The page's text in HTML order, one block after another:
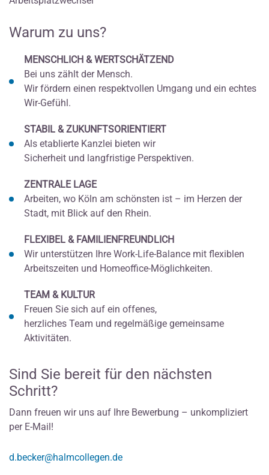
Warum zu uns?
MENSCHLICH & WERTSCHÄTZEND
Bei uns zählt der Mensch.
Wir fördern einen respektvollen Umgang und ein echtes
Wir-Gefühl.
STABIL & ZUKUNFTSORIENTIERT
Als etablierte Kanzlei bieten wir
Sicherheit und langfristige Perspektiven.
ZENTRALE LAGE
Arbeiten, wo Köln am schönsten ist – im Herzen der
Stadt, mit Blick auf den Rhein.
FLEXIBEL & FAMILIENFREUNDLICH
Wir unterstützen Ihre Work-Life-Balance mit flexiblen
Arbeitszeiten und Homeoffice-Möglichkeiten.
TEAM & KULTUR
Freuen Sie sich auf ein offenes,
herzliches Team und regelmäßige gemeinsame
Aktivitäten.
Sind Sie bereit für den nächsten
Schritt?
Dann freuen wir uns auf Ihre Bewerbung – unkompliziert
per E-Mail!
d.becker@halmcollegen.de